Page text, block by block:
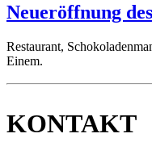
Neueröffnung
Restaurant,
Einem.
KONTAKT